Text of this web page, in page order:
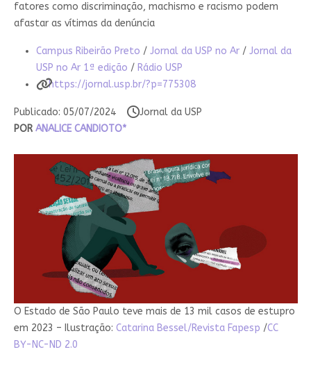
fatores como discriminação, machismo e racismo podem
afastar as vítimas da denúncia
Campus Ribeirão Preto / Jornal da USP no Ar / Jornal da
USP no Ar 1ª edição / Rádio USP
https://jornal.usp.br/?p=775308
Publicado: 05/07/2024
Jornal da USP
POR ANALICE CANDIOTO*
O Estado de São Paulo teve mais de 13 mil casos de estupro
em 2023 – Ilustração: Catarina Bessel/Revista Fapesp /CC
BY-NC-ND 2.0